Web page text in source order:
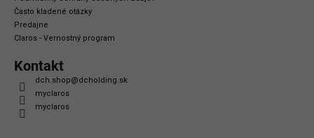
Často kladené otázky
Predajne
Claros - Vernostný program
Kontakt
dch.shop@dcholding.sk
myclaros
myclaros